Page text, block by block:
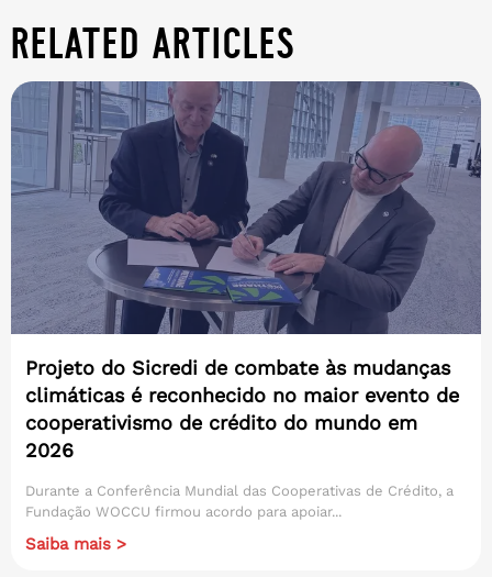
related articles
Projeto do Sicredi de combate às mudanças
climáticas é reconhecido no maior evento de
cooperativismo de crédito do mundo em
2026
Durante a Conferência Mundial das Cooperativas de Crédito, a
Fundação WOCCU firmou acordo para apoiar...
Saiba mais >